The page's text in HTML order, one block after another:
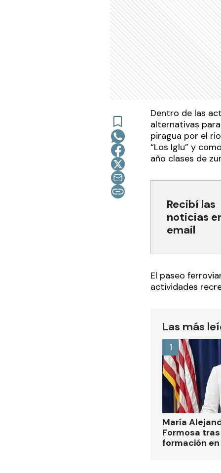
Dentro de las
alternativas
piragua por el
“Los Iglu” y
año clases de
Recibí las
noticias
email
El paseo
actividades
Las más
María
Formosa
formación
1